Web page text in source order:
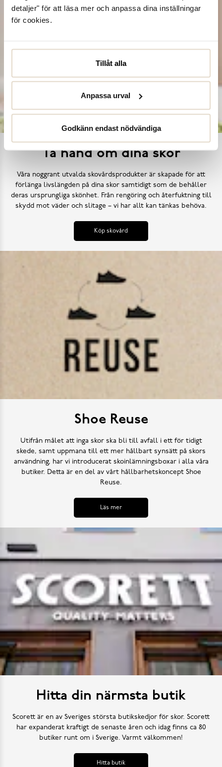
detaljer" för att läsa mer och anpassa dina inställningar
för cookies.
Tillåt alla
Anpassa urval
Godkänn endast nödvändiga
Ta hand om dina skor
Våra noggrant utvalda skovårdsprodukter är skapade för att
förlänga livslängden på dina skor samtidigt som de behåller
deras ursprungliga skönhet. Från rengöring och återfuktning till
skydd mot väder och slitage – vi har allt kan tänkas behöva.
Köp skovård
Shoe Reuse
Utifrån målet att inga skor ska bli till avfall i ett för tidigt
skede, samt uppmana till ett mer hållbart synsätt på skors
användning, har vi introducerat skoinlämningsboxar i alla våra
butiker. Detta är en del av vårt hållbarhetskoncept Shoe
Reuse.
Läs mer
Hitta din närmsta butik
Scorett är en av Sveriges största butikskedjor för skor. Scorett
har expanderat kraftigt de senaste åren och idag finns ca 80
butiker runt om i Sverige. Varmt välkommen!
Hitta butik